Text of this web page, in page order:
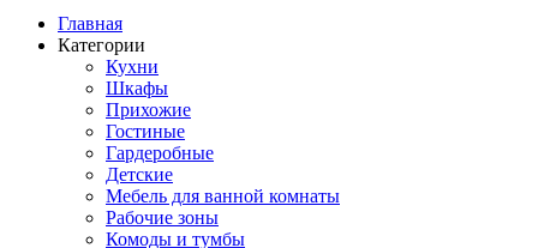
Главная
Категории
Кухни
Шкафы
Прихожие
Гостиные
Гардеробные
Детские
Мебель для ванной комнаты
Рабочие зоны
Комоды и тумбы